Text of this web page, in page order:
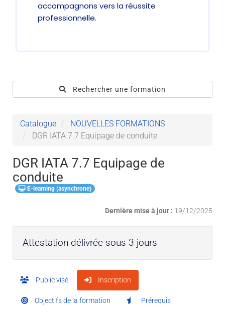
accompagnons vers la réussite
professionnelle.
Rechercher une formation
Catalogue
NOUVELLES FORMATIONS
DGR IATA 7.7 Equipage de conduite
DGR IATA 7.7 Equipage de
conduite
E-learning (asynchrone)
Dernière mise à jour : 19/12/2025
Attestation délivrée sous 3 jours
Public visé Inscription
Objectifs de la formation Prérequis